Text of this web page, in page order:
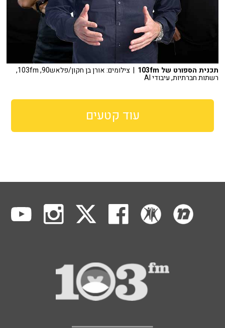
תכנית הספורט של 103fm | צילומים: אורן בן חקון/פלאש90, 103fm,
רשתות חברתיות, עיבודי AI
עוד קטעים